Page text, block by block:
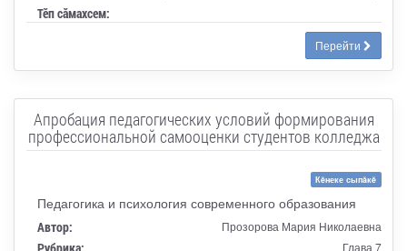
Тӗп сӑмахсем:
Перейти
Апробация педагогических условий формирования
профессиональной самооценки студентов колледжа
Кĕнеке сыпăкĕ
Педагогика и психология современного образования
Автор: Прозорова Мария Николаевна
Рубрика: Глава 7